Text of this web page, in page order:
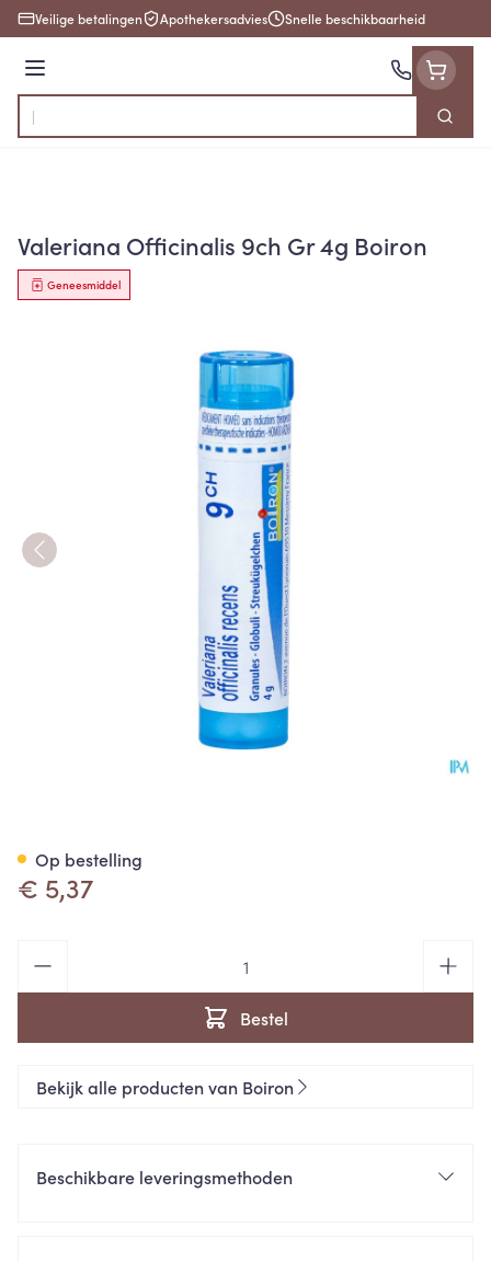
Ga naar de inhoud
Veilige betalingen Apothekersadvies Snelle beschikbaarheid
Menu
Product, merk, categorie...
Zoek
Valeriana Officinalis 9ch Gr 4g Boiron
Geneesmiddel
€ 5,37
Bestel
Op bestelling
Bekijk alle producten van Boiron
Beschikbare leveringsmethoden